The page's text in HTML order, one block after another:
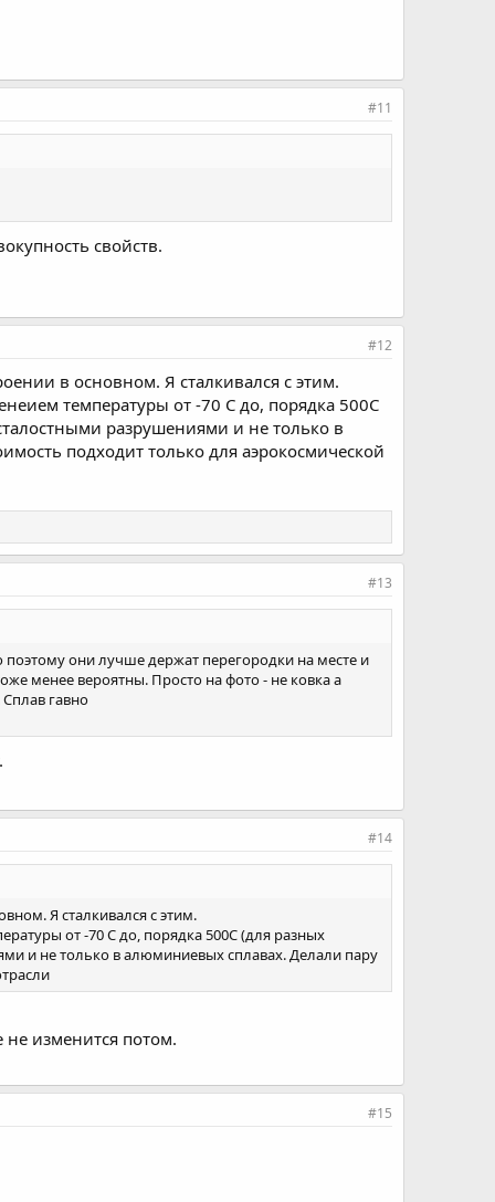
#11
свойств.
#12
в основном. Я сталкивался с этим.
температуры от -70 С до, порядка 500С
разрушениями и не только в
подходит только для аэрокосмической
#13
они лучше держат перегородки на месте и
менее вероятны. Просто на фото - не ковка а
гавно
#14
Я сталкивался с этим.
от -70 С до, порядка 500С (для разных
и не только в алюминиевых сплавах. Делали пару
изменится потом.
#15